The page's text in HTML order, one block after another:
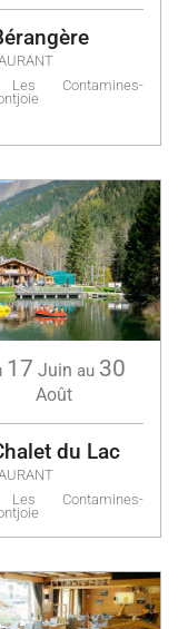
Contamines-
17 Juin au 30
Août
du Lac
Contamines-